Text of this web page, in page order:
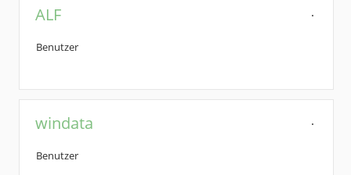
ALF
Benutzer
windata
Benutzer